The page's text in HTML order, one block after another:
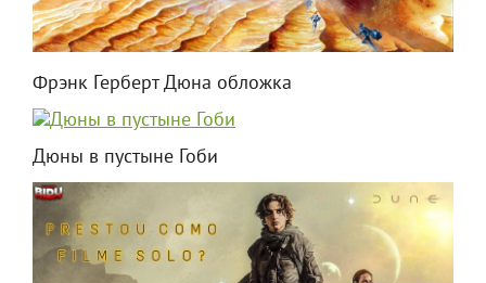
Фрэнк Герберт Дюна обложка
Дюны в пустыне Гоби